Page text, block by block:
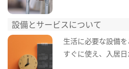
設備とサービスについて
生活に必要な設備
すぐに使え、入居日